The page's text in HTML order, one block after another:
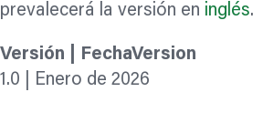
prevalecerá la versión en inglés.
Versión | FechaVersion
1.0 | Enero de 2026